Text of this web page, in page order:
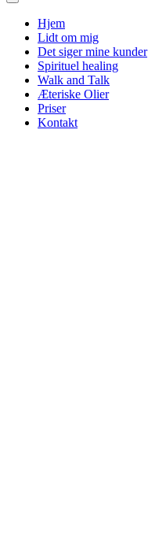
Hjem
Lidt om mig
Det siger mine kunder
Spirituel healing
Walk and Talk
Æteriske Olier
Priser
Kontakt